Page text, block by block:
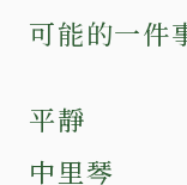
可能的一件
平靜
中里琴